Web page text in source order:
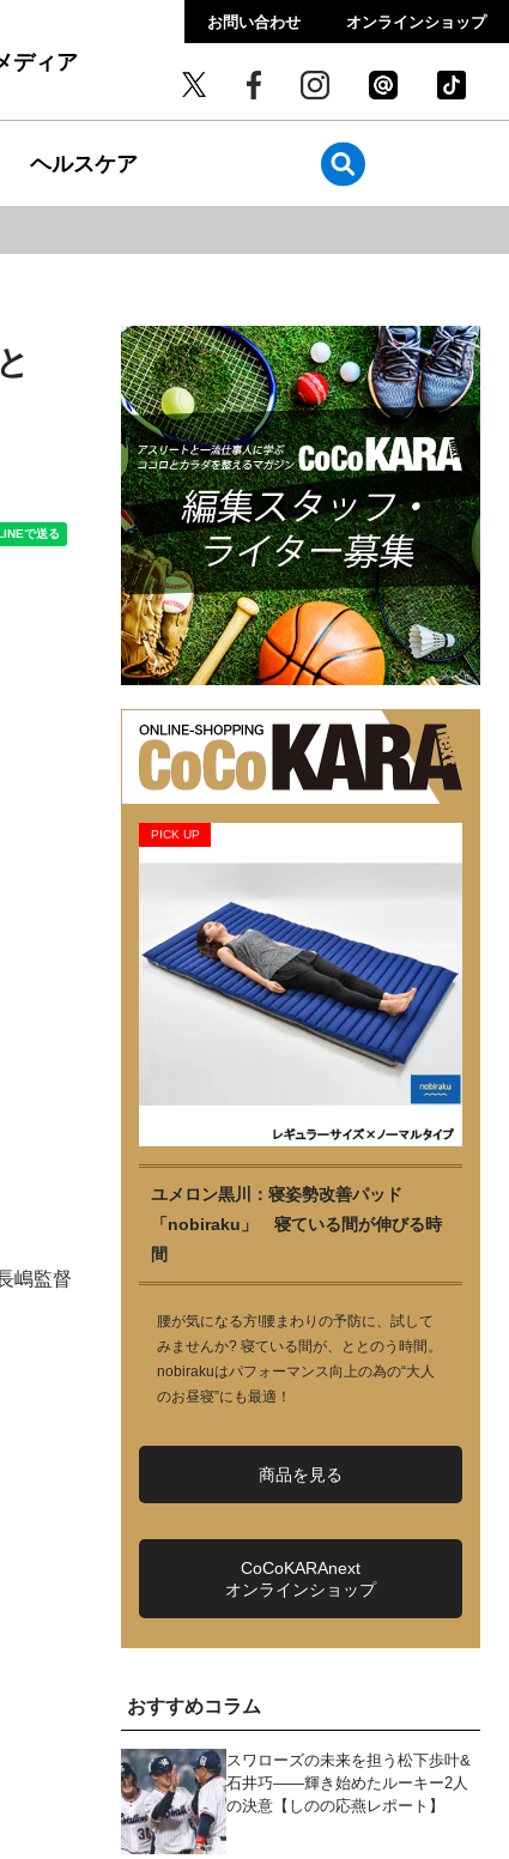
ディア
お問い合わせ オンラインショップ
ヘルスケア
嶋監督
PICK UP
ユメロン黒川：寝姿勢改善パッド
「nobiraku」 寝ている間が伸びる時
間
腰が気になる方!腰まわりの予防に、試して
みませんか? 寝ている間が、ととのう時間。
nobirakuはパフォーマンス向上の為の“大人
のお昼寝”にも最適！
商品を見る
CoCoKARAnext
オンラインショップ
おすすめコラム
スワローズの未来を担う松下歩叶&
石井巧――輝き始めたルーキー2人
の決意【しのの応燕レポート】